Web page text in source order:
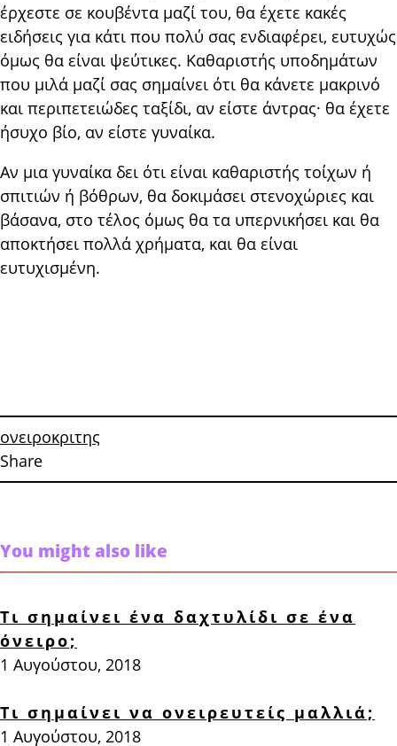
έρχεστε σε κουβέντα μαζί του, θα έχετε κακές
ειδήσεις για κάτι που πολύ σας ενδιαφέ­ρει, ευτυχώς
όμως θα είναι ψεύτικες. Καθαριστής υποδημάτων
που μιλά μαζί σας σημαίνει ότι θα κά­νετε μακρινό
και περιπετειώδες ταξίδι, αν είστε άντρας· θα έχετε
ήσυχο βίο, αν είστε γυναίκα.
Αν μια γυναίκα δει ότι είναι καθαριστής τοίχων ή
σπιτιών ή βόθρων, θα δοκιμάσει στενοχώριες και
βά­σανα, στο τέλος όμως θα τα υπερνικήσει και θα
αποκτήσει πολλά χρήματα, και θα είναι
ευτυχισμένη.
ονειροκριτης
Share
You might also like
Τι σημαίνει ένα δαχτυλίδι σε ένα
όνειρο;
1 Αυγούστου, 2018
Τι σημαίνει να ονειρευτείς μαλλιά;
1 Αυγούστου, 2018